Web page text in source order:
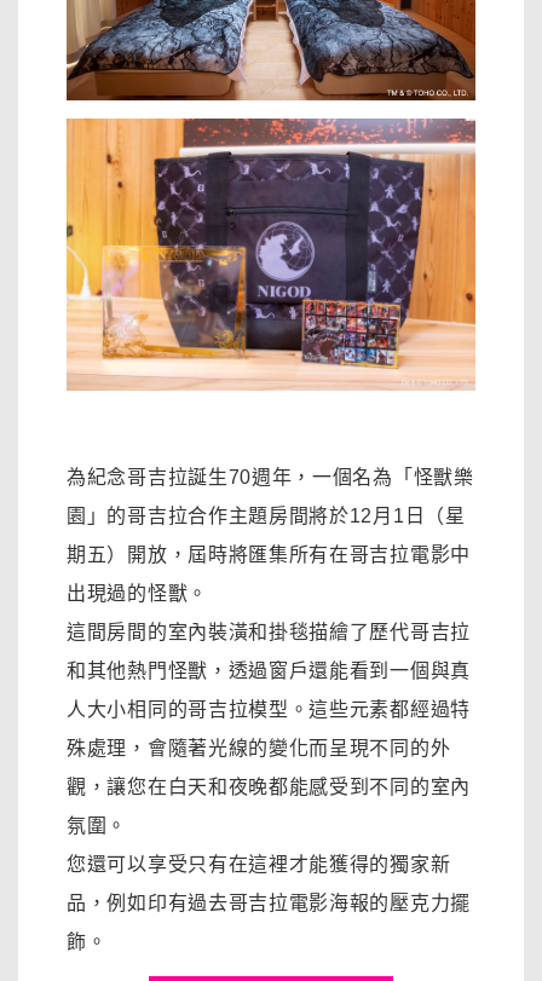
為紀念哥吉拉誕生70週年，一個名為「怪獸樂
園」的哥吉拉合作主題房間將於12月1日（星
期五）開放，屆時將匯集所有在哥吉拉電影中
出現過的怪獸。
這間房間的室內裝潢和掛毯描繪了歷代哥吉拉
和其他熱門怪獸，透過窗戶還能看到一個與真
人大小相同的哥吉拉模型。這些元素都經過特
殊處理，會隨著光線的變化而呈現不同的外
觀，讓您在白天和夜晚都能感受到不同的室內
氛圍。
您還可以享受只有在這裡才能獲得的獨家新
品，例如印有過去哥吉拉電影海報的壓克力擺
飾。